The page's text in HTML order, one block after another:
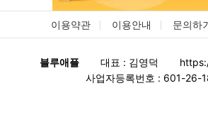
이용약관 이용안내 문의하
블루애플 대표 : 김영덕
사업자등록번호 : 601-26-